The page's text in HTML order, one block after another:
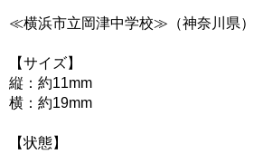
≪横浜市立岡津中学校≫（神奈川県）
【サイズ】
縦：約11mm
横：約19mm
【状態】